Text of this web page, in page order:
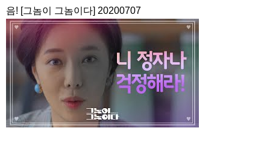
음! [그놈이 그놈이다] 20200707